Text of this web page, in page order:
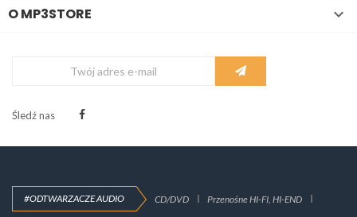
O MP3STORE 
Śledź nas
#ODTWARZACZE AUDIO CD/DVD Przenośne HI-FI, HI-END